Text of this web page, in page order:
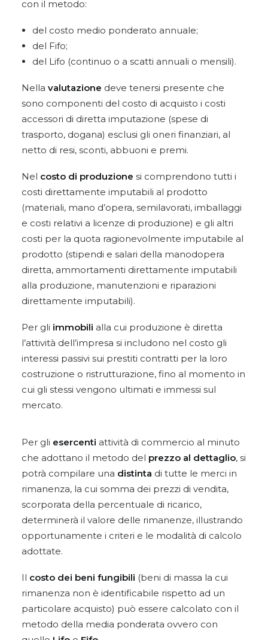
con il metodo:
del costo medio ponderato annuale;
del Fifo;
del Lifo (continuo o a scatti annuali o mensili).
Nella valutazione deve tenersi presente che
sono componenti del costo di acquisto i costi
accessori di diretta imputazione (spese di
trasporto, dogana) esclusi gli oneri finanziari, al
netto di resi, sconti, abbuoni e premi.
Nel costo di produzione si comprendono tutti i
costi direttamente imputabili al prodotto
(materiali, mano d’opera, semilavorati, imballaggi
e costi relativi a licenze di produzione) e gli altri
costi per la quota ragionevolmente imputabile al
prodotto (stipendi e salari della manodopera
diretta, ammortamenti direttamente imputabili
alla produzione, manutenzioni e riparazioni
direttamente imputabili).
Per gli immobili alla cui produzione è diretta
l’attività dell’impresa si includono nel costo gli
interessi passivi sui prestiti contratti per la loro
costruzione o ristrutturazione, fino al momento in
cui gli stessi vengono ultimati e immessi sul
mercato.
Per gli esercenti attività di commercio al minuto
che adottano il metodo del prezzo al dettaglio, si
potrà compilare una distinta di tutte le merci in
rimanenza, la cui somma dei prezzi di vendita,
scorporata della percentuale di ricarico,
determinerà il valore delle rimanenze, illustrando
opportunamente i criteri e le modalità di calcolo
adottate.
Il costo dei beni fungibili (beni di massa la cui
rimanenza non è identificabile rispetto ad un
particolare acquisto) può essere calcolato con il
metodo della media ponderata ovvero con